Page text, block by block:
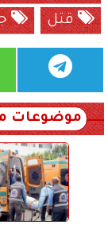
قتل
موضوعات